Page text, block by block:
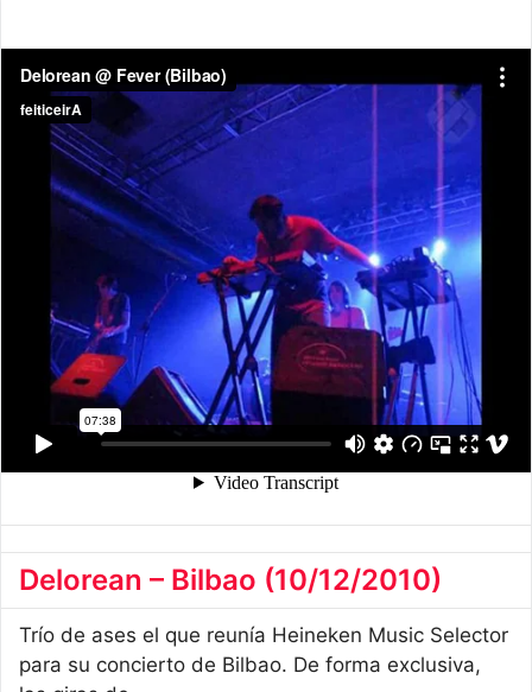
Delorean – Bilbao (10/12/2010)
Trío de ases el que reunía Heineken Music Selector
para su concierto de Bilbao. De forma exclusiva,